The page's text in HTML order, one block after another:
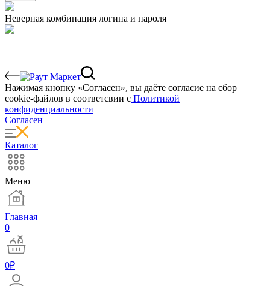
Неверная комбинация логина и пароля
Нажимая кнопку «Согласен», вы даёте cогласие на сбор
cookie-файлов в соответсвии с Политикой
конфиденциальности
Согласен
Каталог
Меню
Главная
0
0₽